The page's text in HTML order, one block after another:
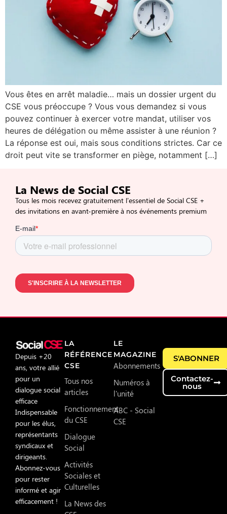
Vous êtes en arrêt maladie… mais un dossier urgent du
CSE vous préoccupe ? Vous vous demandez si vous
pouvez continuer à exercer votre mandat, utiliser vos
heures de délégation ou même assister à une réunion ?
La réponse est oui, mais sous conditions strictes. Car ce
droit peut vite se transformer en piège, notamment […]
La News de Social CSE
Tous les mois recevez gratuitement l’essentiel de Social CSE +
des invitations en avant-première à nos événements premium
Depuis +20
ans, votre allié
pour un
dialogue social
efficace
Indispensable
pour les élus,
représentants
syndicaux et
dirigeants.
Abonnez-vous
pour rester
informé et agir
efficacement !
LA
RÉFÉRENCE
CSE
Tous nos
articles
Fonctionnement
du CSE
Dialogue
Social
Activités
Sociales et
Culturelles
La News des
LE
MAGAZINE
Abonnements
Numéros à
l'unité
ABC - Social
CSE
S'ABONNER
Contactez-
nous